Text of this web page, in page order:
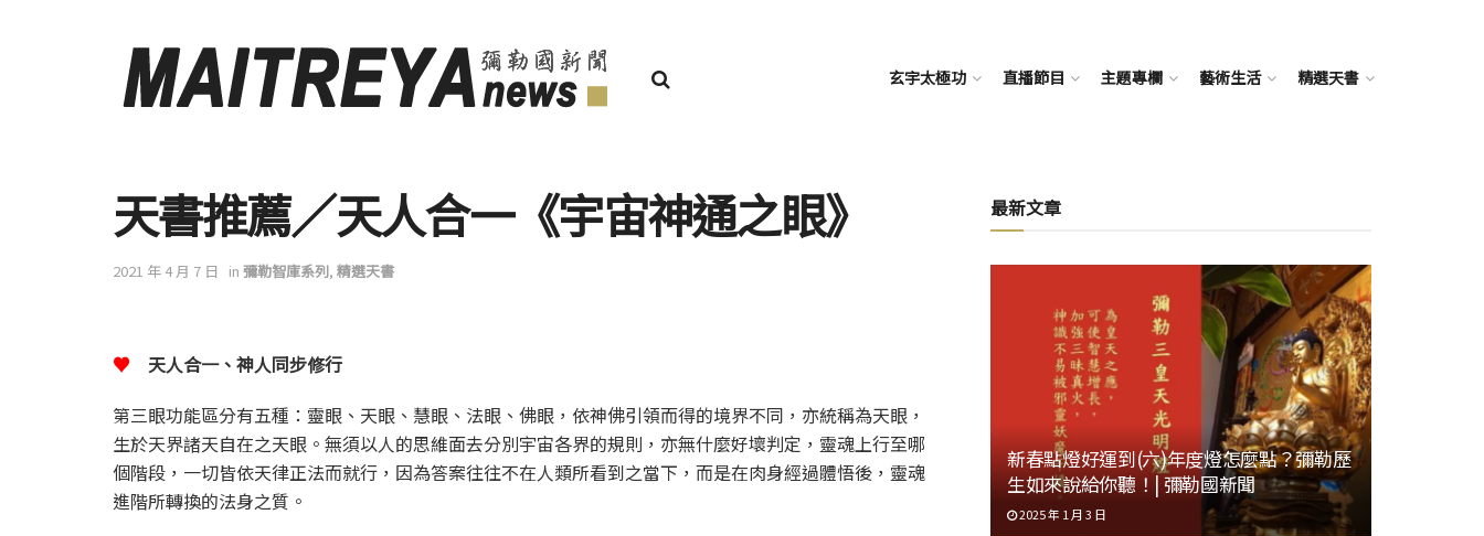
玄宇太極功 直播節目 主題專欄 藝術生活 精選天書
天書推薦／天人合一《宇宙神通之眼》
2021 年 4 月 7 日 in 彌勒智庫系列, 精選天書
♥
天人合一、神人同步修行
第三眼功能區分有五種：靈眼、天眼、慧眼、法眼、佛眼，依神佛引領而得的境界不同，亦統稱為天眼，
生於天界諸天自在之天眼。無須以人的思維面去分別宇宙各界的規則，亦無什麼好壞判定，靈魂上行至哪
個階段，一切皆依天律正法而就行，因為答案往往不在人類所看到之當下，而是在肉身經過體悟後，靈魂
進階所轉換的法身之質。
最新文章
新春點燈好運到(六)年度燈怎麼點？彌勒歷
生如來說給你聽！| 彌勒國新聞
2025 年 1 月 3 日